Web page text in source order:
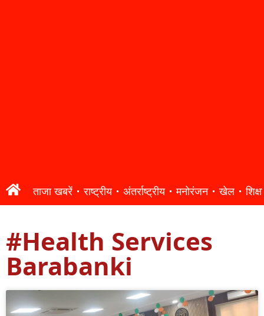
ताजा खबरें राष्ट्रीय अंतर्राष्ट्रीय मनोरंजन खेल शिक्षा
#Health Services
Barabanki